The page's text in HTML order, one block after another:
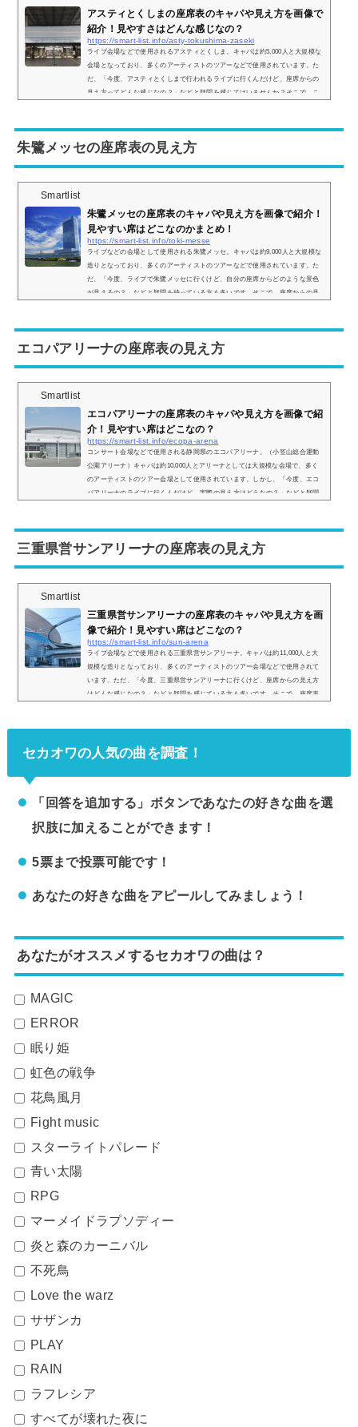
アスティとくしまの座席表のキャパや見え方を画像で
紹介！見やすさはどんな感じなの？
https://smart-list.info/asty-tokushima-zaseki
ライブ会場などで使用されるアスティとくしま。キャパは約5,000人と大規模な
会場となっており、多くのアーティストのツアーなどで使用されています。た
だ、「今度、アスティとくしまで行われるライブに行くんだけど、座席からの
見え方ってどんな感じなの？」などと疑問を感じてはいませんか？そこで、こ
座席表とキャパは？アスティ徳島の座席表の画像は以下の通りです。座席の種
類は ...
朱鷺メッセの座席表の見え方
Smartlist
朱鷺メッセの座席表のキャパや見え方を画像で紹介！
見やすい席はどこなのかまとめ！
https://smart-list.info/toki-messe
ライブなどの会場として使用される朱鷺メッセ。キャパは約9,000人と大規模な
造りとなっており、多くのアーティストのツアーなどで使用されています。た
だ、「今度、ライブで朱鷺メッセに行くけど、自分の座席からどのような景色
が見えるの？」などと疑問を持っている方も多いです。そこで、座席からの見
セの座席表の画像は以下の通りです。【NGT48】【GENERATIONS】【E-girl
s】朱鷺メ...
エコパアリーナの座席表の見え方
Smartlist
エコパアリーナの座席表のキャパや見え方を画像で紹
介！見やすい席はどこなの？
https://smart-list.info/ecopa-arena
コンサート会場などで使用される静岡県のエコパアリーナ。（小笠山総合運動
公園アリーナ）キャパは約10,000人とアリーナとしては大規模な会場で、多く
のアーティストのツアー会場として使用されています。しかし、「今度、エコ
パアリーナのライブに行くんだけど、実際の見え方はどうなの？」などと疑問
のかについてもまとめてみました。エコパアリーナの座席表とキャパは？エコ
パアリ...
三重県営サンアリーナの座席表の見え方
Smartlist
三重県営サンアリーナの座席表のキャパや見え方を画
像で紹介！見やすい席はどこなの？
https://smart-list.info/sun-arena
ライブ会場などで使用される三重県営サンアリーナ。キャパは約11,000人と大
規模な造りとなっており、多くのアーティストのツアー会場などで使用されて
います。ただ、「今度、三重県営サンアリーナに行くけど、座席からの見え方
はどんな感じなの？」などと疑問を感じている方も多いです。そこで、座席表
セカオワの人気の曲を調査！
「回答を追加する」ボタンであなたの好きな曲を選
択肢に加えることができます！
5票まで投票可能です！
あなたの好きな曲をアピールしてみましょう！
あなたがオススメするセカオワの曲は？
MAGIC
ERROR
眠り姫
虹色の戦争
花鳥風月
Fight music
スターライトパレード
青い太陽
RPG
マーメイドラプソディー
炎と森のカーニバル
不死鳥
Love the warz
サザンカ
PLAY
RAIN
ラフレシア
すべてが壊れた夜に